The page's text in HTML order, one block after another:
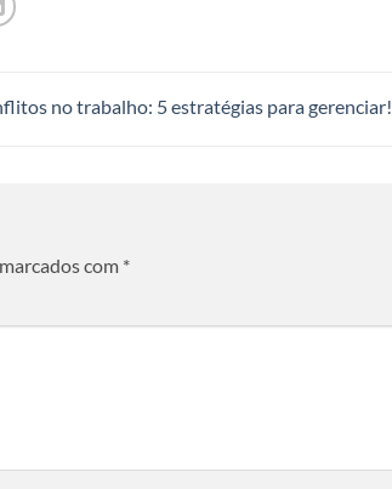
no trabalho: 5 estratégias para gerenciar!
com *